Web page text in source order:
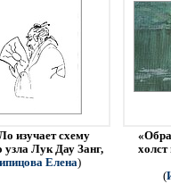
изучает схему
узла Лук Дау Занг,
Елена)
холст
(